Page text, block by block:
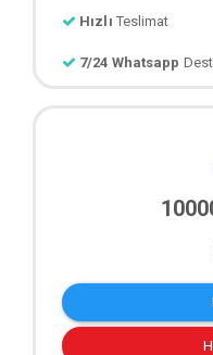
Hızlı Teslimat
7/24 Whatsapp